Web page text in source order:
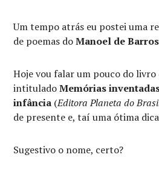
Um tempo atrás eu postei uma
de poemas doManoel de Barros
Hoje vou falar um pouco do
intituladoMemórias
infância (Editora Planeta do
de presente e, taí uma ótima
Sugestivo o nome, certo?